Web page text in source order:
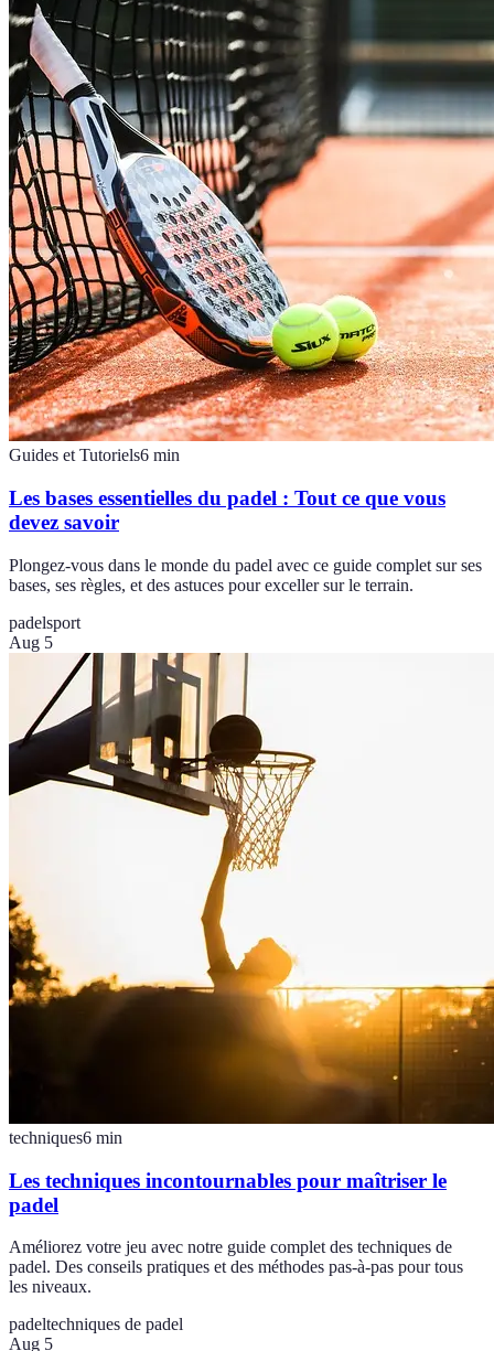
Guides et Tutoriels6 min
Les bases essentielles du padel : Tout ce que vous
devez savoir
Plongez-vous dans le monde du padel avec ce guide complet sur ses
bases, ses règles, et des astuces pour exceller sur le terrain.
padelsport
Aug 5
techniques6 min
Les techniques incontournables pour maîtriser le
padel
Améliorez votre jeu avec notre guide complet des techniques de
padel. Des conseils pratiques et des méthodes pas-à-pas pour tous
les niveaux.
padeltechniques de padel
Aug 5